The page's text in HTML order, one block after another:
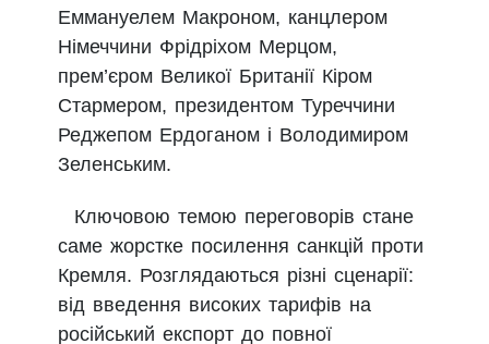
Еммануелем Макроном, канцлером
Німеччини Фрідріхом Мерцом,
прем’єром Великої Британії Кіром
Стармером, президентом Туреччини
Реджепом Ердоганом і Володимиром
Зеленським.
Ключовою темою переговорів стане
саме жорстке посилення санкцій проти
Кремля. Розглядаються різні сценарії:
від введення високих тарифів на
російський експорт до повної